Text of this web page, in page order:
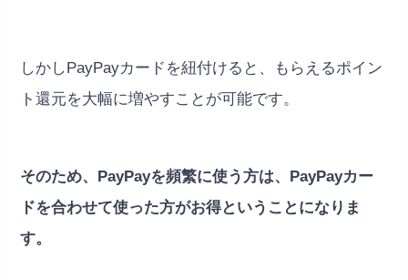
しかしPayPayカードを紐付けると、もらえるポイン
ト還元を大幅に増やすことが可能です。
そのため、PayPayを頻繁に使う方は、PayPayカー
ドを合わせて使った方がお得ということになりま
す。